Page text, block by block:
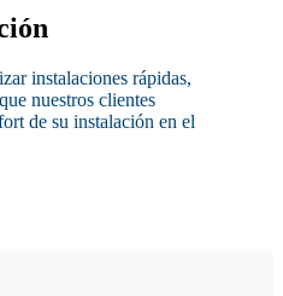
instalaciones rápidas,
nuestros clientes
de su instalación en el